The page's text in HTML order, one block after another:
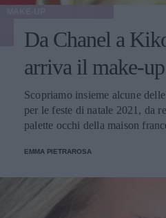
Da Chanel a
arriva il make-up
Scopriamo insieme alcune
per le feste di natale 2021, da
palette occhi della maison
Hypnotyzing Holiday di MAC.
EMMA PIETRAROSA